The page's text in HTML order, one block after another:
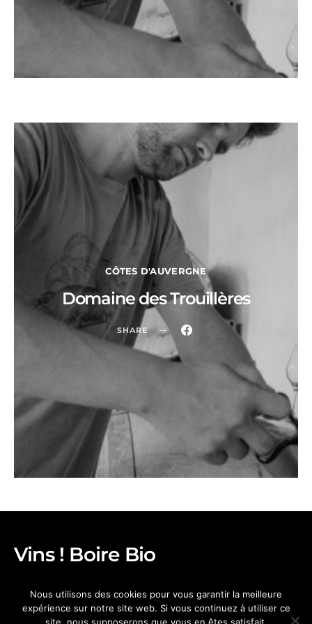
CÔTES D'AUVERGNE
Domaine des Trouillères
SHARE
Vins ! Boire Bio
MENTIONS LÉGALES
Nous utilisons des cookies pour vous garantir la meilleure
expérience sur notre site web. Si vous continuez à utiliser ce